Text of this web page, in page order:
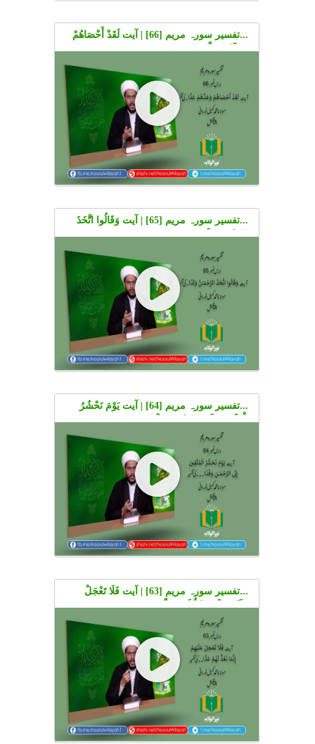
...تفسیر سورہ مریم [66] | آیت لَقَدْ أَحْصَاهُمْ
وَعَدَّهُمْ عَدًّا۔ کی تفسیر | Urdu
...تفسیر سورہ مریم [65] | آیت وَقَالُوا اتَّخَذَ
الرَّحْمَٰنُ وَلَدًا۔ کی تفسیر | Urdu
...تفسیر سورہ مریم [64] | آیت يَوْمَ نَحْشُرُ
الْمُتَّقِينَ إِلَى الرَّحْمَٰنِ وَفْدًا۔۔۔ کی تفسیر |
...تفسیر سورہ مریم [63] | آیت فَلَا تَعْجَلْ
عَلَيْهِمْ إِنَّمَا نَعُدُّ لَهُمْ عَدًّا۔۔ کی تفسیر | Urdu